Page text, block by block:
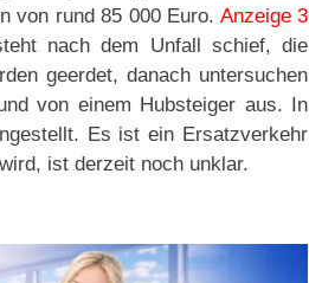
von rund 85 000 Euro. Anzeige 3
nach dem Unfall schief, die
geerdet, danach untersuchen
von einem Hubsteiger aus. In
Es ist ein Ersatzverkehr
ist derzeit noch unklar.